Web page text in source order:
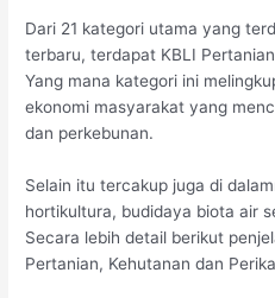
Dari 21 kategori utama yang
terbaru, terdapat KBLI
Yang mana kategori ini
ekonomi masyarakat yang
dan perkebunan.
Selain itu tercakup juga di
hortikultura, budidaya biota air
Secara lebih detail berikut
Pertanian, Kehutanan dan